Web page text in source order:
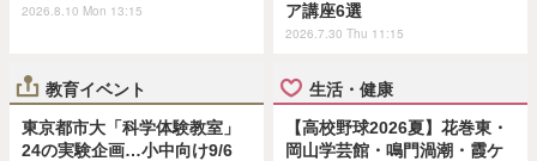
2026.8.10 Mon 13:15
ア講座6選
2026.7.30 Thu 11:15
教育イベント
東京都市大「科学体験教室」
24の実験企画…小中向け9/6
生活・健康
【高校野球2026夏】花巻東・
岡山学芸館・鳴門渦潮・霞ケ